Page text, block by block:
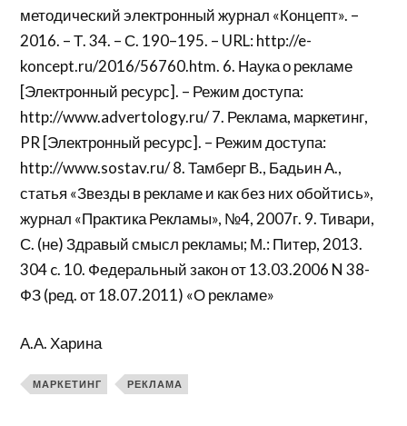
методический электронный журнал «Концепт». –
2016. – Т. 34. – С. 190–195. – URL: http://e-
koncept.ru/2016/56760.htm. 6. Наука о рекламе
[Электронный ресурс]. – Режим доступа:
http://www.advertology.ru/ 7. Реклама, маркетинг,
PR [Электронный ресурс]. – Режим доступа:
http://www.sostav.ru/ 8. Тамберг В., Бадьин А.,
статья «Звезды в рекламе и как без них обойтись»,
журнал «Практика Рекламы», №4, 2007г. 9. Тивари,
С. (не) Здравый смысл рекламы; М.: Питер, 2013.
304 c. 10. Федеральный закон от 13.03.2006 N 38-
ФЗ (ред. от 18.07.2011) «О рекламе»
А.А. Харина
МАРКЕТИНГ РЕКЛАМА